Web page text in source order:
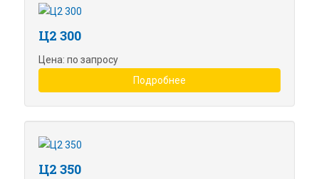
Ц2 300
Цена: по запросу
Подробнее
Ц2 350